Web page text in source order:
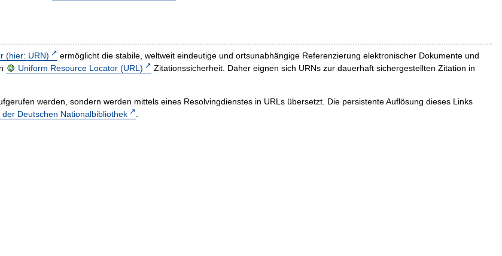
(hier: URN)
ermöglicht die stabile, weltweit eindeutige und ortsunabhängige Referenzierung elektronischer Dokumente und
Uniform Resource Locator (URL)
Zitationssicherheit. Daher eignen sich URNs zur dauerhaft sichergestellten Zitation in
werden, sondern werden mittels eines Resolvingdienstes in URLs übersetzt. Die persistente Auflösung dieses Links
der Deutschen Nationalbibliothek .